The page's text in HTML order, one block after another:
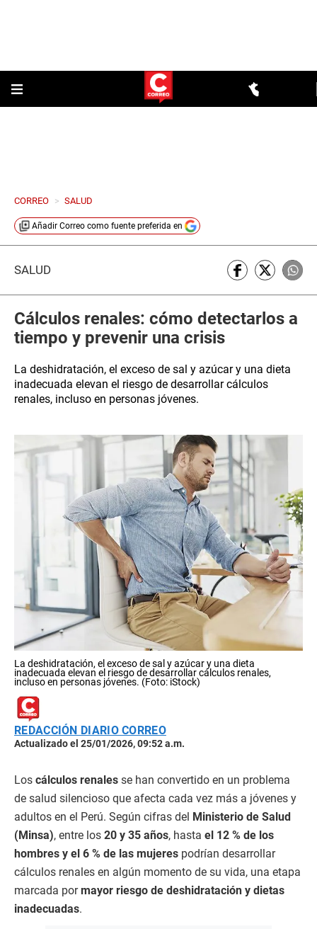
CORREO > SALUD
Añadir Correo como fuente preferida en
SALUD
Cálculos renales: cómo detectarlos a
tiempo y prevenir una crisis
La deshidratación, el exceso de sal y azúcar y una dieta
inadecuada elevan el riesgo de desarrollar cálculos
renales, incluso en personas jóvenes.
La deshidratación, el exceso de sal y azúcar y una dieta
inadecuada elevan el riesgo de desarrollar cálculos renales,
incluso en personas jóvenes. (Foto: iStock)
REDACCIÓN DIARIO CORREO
Actualizado el 25/01/2026, 09:52 a.m.
Los cálculos renales se han convertido en un problema
de salud silencioso que afecta cada vez más a jóvenes y
adultos en el Perú. Según cifras del Ministerio de Salud
(Minsa), entre los 20 y 35 años, hasta el 12 % de los
hombres y el 6 % de las mujeres podrían desarrollar
cálculos renales en algún momento de su vida, una etapa
marcada pormayor riesgo de deshidratación y dietas
inadecuadas.